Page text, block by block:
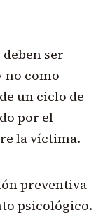
ser
no como
un ciclo de
por el
la víctima.
preventiva
psicológico.